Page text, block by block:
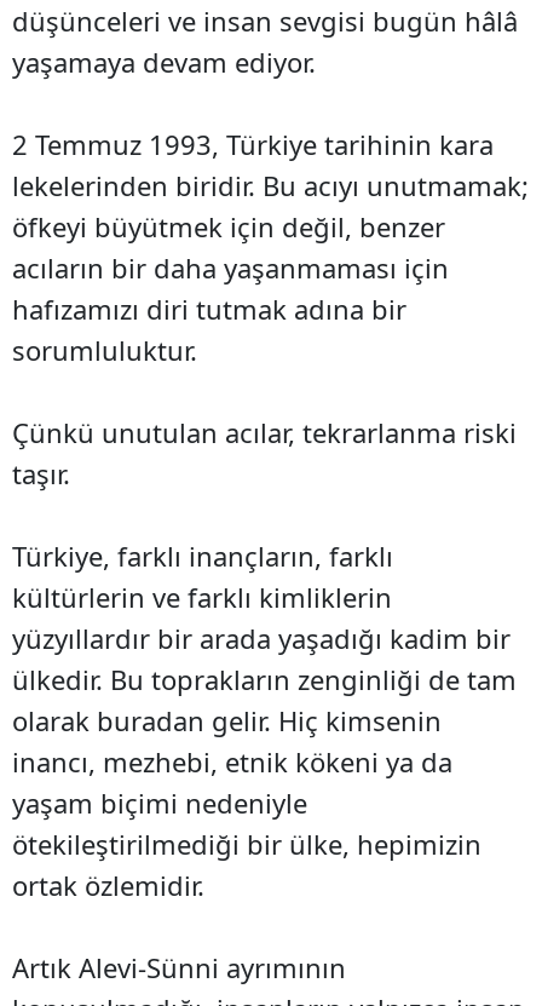
düşünceleri ve insan sevgisi bugün hâlâ
yaşamaya devam ediyor.
2 Temmuz 1993, Türkiye tarihinin kara
lekelerinden biridir. Bu acıyı unutmamak;
öfkeyi büyütmek için değil, benzer
acıların bir daha yaşanmaması için
hafızamızı diri tutmak adına bir
sorumluluktur.
Çünkü unutulan acılar, tekrarlanma riski
taşır.
Türkiye, farklı inançların, farklı
kültürlerin ve farklı kimliklerin
yüzyıllardır bir arada yaşadığı kadim bir
ülkedir. Bu toprakların zenginliği de tam
olarak buradan gelir. Hiç kimsenin
inancı, mezhebi, etnik kökeni ya da
yaşam biçimi nedeniyle
ötekileştirilmediği bir ülke, hepimizin
ortak özlemidir.
Artık Alevi-Sünni ayrımının